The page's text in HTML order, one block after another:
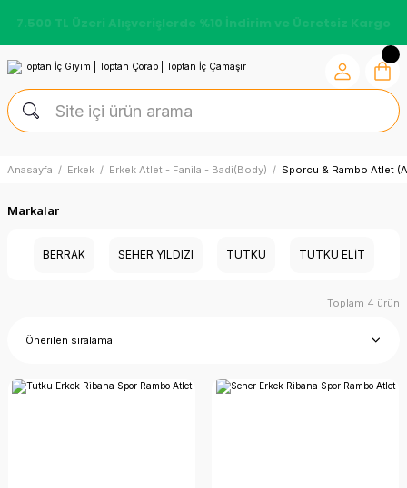
7.500 TL Üzeri Alışverişlerde %10 İndirim ve Ücretsiz Kargo
Anasayfa Erkek Erkek Atlet - Fanila - Badi(Body) Sporcu & Rambo Atlet
Markalar
BERRAK SEHER YILDIZI TUTKU TUTKU ELIT
Toplam 4 ürün